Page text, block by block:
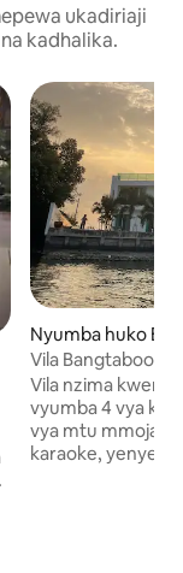
ukadiriaji
kadhalika.
Nyumba huko
Vila Bangtaboon,
nyeupe
Vila nzima
vyumba 4 vya
vya mtu mmoja
karaoke, yenye